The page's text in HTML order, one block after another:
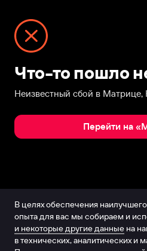
Что-то пошло
Неизвестный сбой в Матрице,
Перейти на
В целях обеспечения
опыта для вас мы собираем и
и некоторые другие данные на
в технических, аналитических и